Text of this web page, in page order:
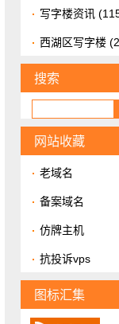
写字楼资讯
西湖区写字楼
搜索
网站收藏
老域名
备案域名
仿牌主机
抗投诉vps
图标汇集